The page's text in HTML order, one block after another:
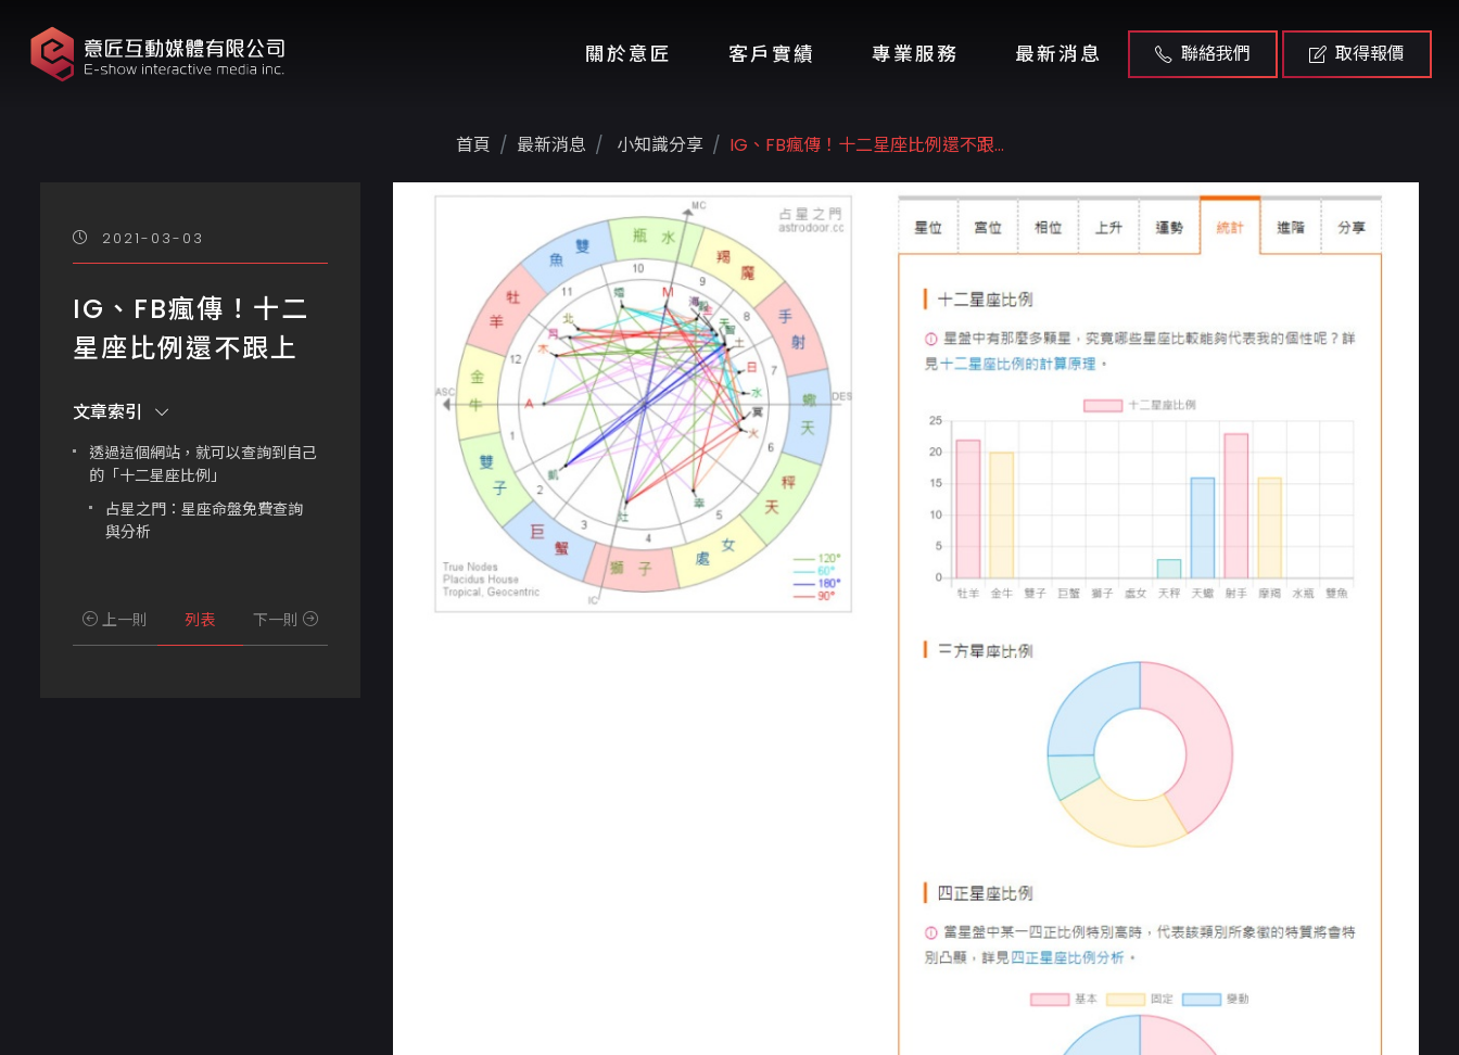
關於意匠 客戶實績 專業服務 最新消息 聯絡我們 取得報價
首頁 最新消息 小知識分享 IG、FB瘋傳！十二星座比例還不跟...
2021-03-03
IG、FB瘋傳！十二
星座比例還不跟上
文章索引
透過這個網站，就可以查詢到自己
的「十二星座比例」
占星之門：星座命盤免費查詢
與分析
上一則 列表 下一則